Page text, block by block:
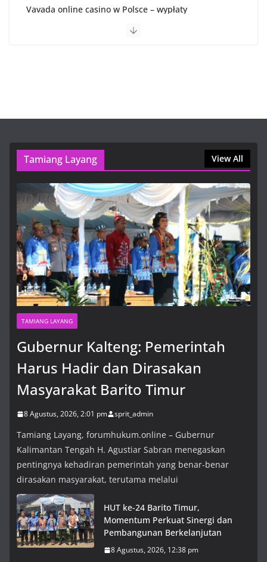
Vavada online casino w Polsce – wypłaty
Vergelijking van online casino’s in België
Tamiang Layang View All
TAMIANG LAYANG
Gubernur Kalteng: Pemerintah
Harus Hadir dan Dirasakan
Masyarakat Barito Timur
8 Agustus, 2026, 2:01 pm sprit_admin
Tamiang Layang, forumhukum.online – Gubernur
Kalimantan Tengah H. Agustiar Sabran menegaskan
pentingnya kehadiran pemerintah yang benar-benar
dirasakan masyarakat, terutama melalui
HUT ke-24 Barito Timur,
Momentum Perkuat Sinergi dan
Pembangunan Berkelanjutan
8 Agustus, 2026, 12:38 pm